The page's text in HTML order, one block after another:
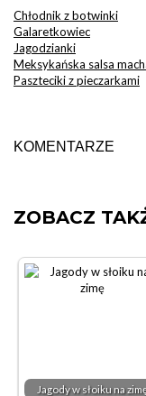
Chłodnik z botwinki
Galaretkowiec
Jagodzianki
Meksykańska salsa
Paszteciki z pieczarkami
KOMENTARZE
ZOBACZ
Jagody w słoiku na